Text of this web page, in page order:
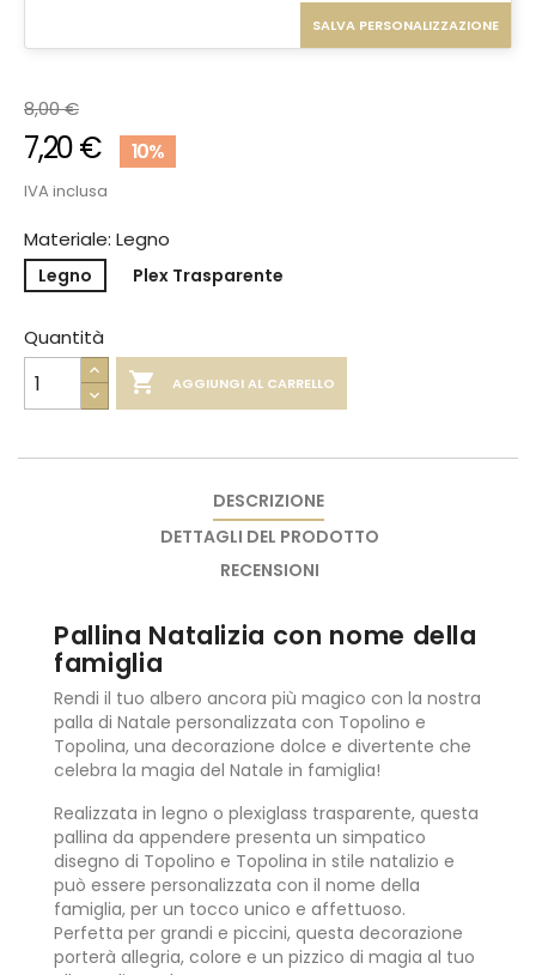
SALVA PERSONALIZZAZIONE
8,00 €
7,20 € 10%
IVA inclusa
Materiale: Legno
Legno Plex Trasparente
Quantità
 AGGIUNGI AL CARRELLO
DESCRIZIONE
DETTAGLI DEL PRODOTTO
RECENSIONI
Pallina Natalizia con nome della
famiglia
Rendi il tuo albero ancora più magico con la nostra
palla di Natale personalizzata con Topolino e
Topolina, una decorazione dolce e divertente che
celebra la magia del Natale in famiglia!
Realizzata in legno o plexiglass trasparente, questa
pallina da appendere presenta un simpatico
disegno di Topolino e Topolina in stile natalizio e
può essere personalizzata con il nome della
famiglia, per un tocco unico e affettuoso.
Perfetta per grandi e piccini, questa decorazione
porterà allegria, colore e un pizzico di magia al tuo